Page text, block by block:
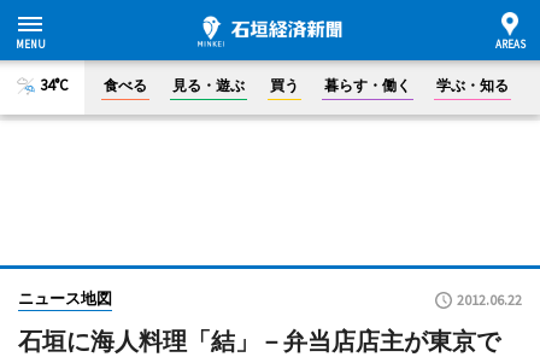
34°C 食べる 見る・遊ぶ 買う 暮らす・働く 学ぶ・知る
ニュース地図 2012.06.22
石垣に海人料理「結」－弁当店店主が東京で